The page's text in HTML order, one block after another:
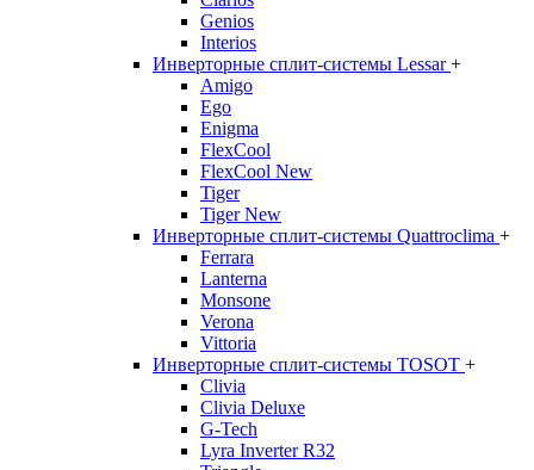
Genios
Interios
Инверторные сплит-системы Lessar+
Amigo
Ego
Enigma
FlexCool
FlexCool New
Tiger
Tiger New
Инверторные сплит-системы Quattroclima +
Ferrara
Lanterna
Monsone
Verona
Vittoria
Инверторные сплит-системы TOSOT +
Clivia
Clivia Deluxe
G-Tech
Lyra Inverter R32